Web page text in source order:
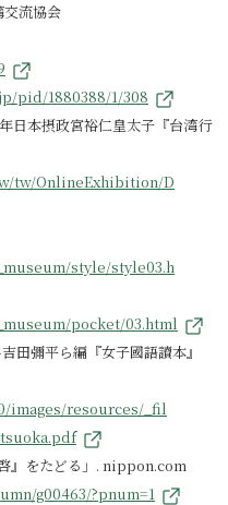
流協会
pid/1880388/1/308
日本摂政宮裕仁皇太子『台湾行
tw/OnlineExhibition/D
style/style03.h
pocket/03.html
田彌平ら編『女子國語讀本』
images/resources/_fil
啓』をたどる」. nippon.com
g00463/?pnum=1